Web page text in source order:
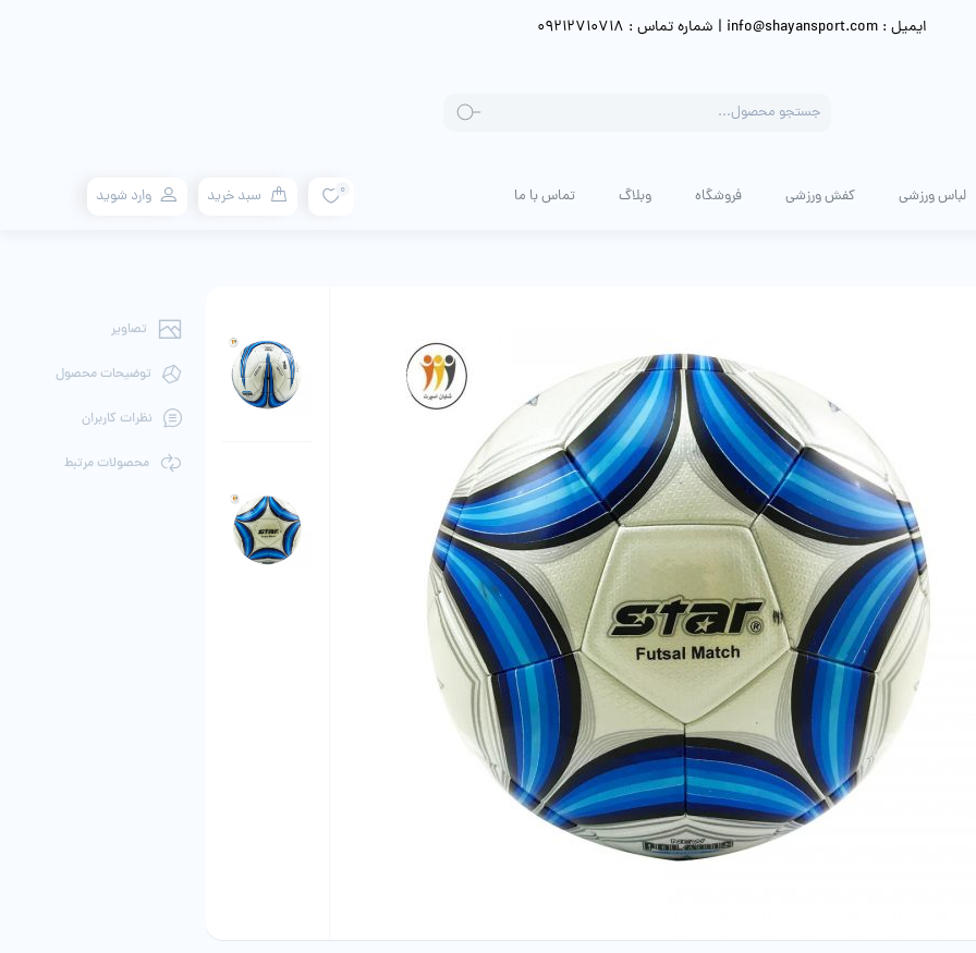
ایمیل : info@shayansport.com | شماره تماس : 09212710718
search
لباس ورزشی کفش ورزشی فروشگاه وبلاگ تماس با ما 0 سبد خرید وارد شوید
تصاویر
توضیحات محصول
نظرات کاربران
محصولات مرتبط